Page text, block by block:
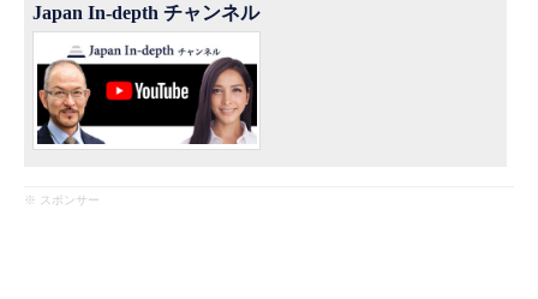
Japan In-depth チャンネル
※ スポンサー